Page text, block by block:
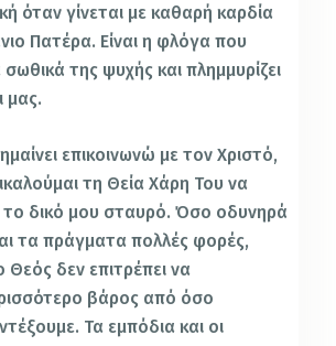
όταν γίνεται με καθαρή καρδία
Πατέρα. Είναι η φλόγα που
της ψυχής και πλημμυρίζει
μας.
επικοινωνώ με τον Χριστό,
τη Θεία Χάρη Του να
το δικό μου σταυρό. Όσο οδυνηρά
τα πράγματα πολλές φορές,
Θεός δεν επιτρέπει να
βάρος από όσο
Τα εμπόδια και οι